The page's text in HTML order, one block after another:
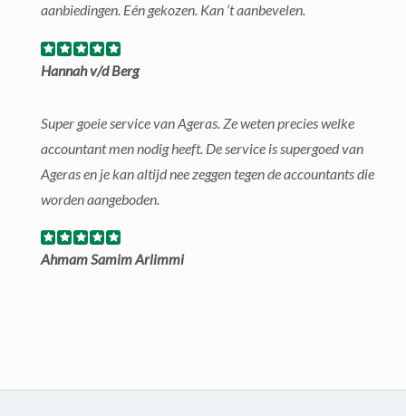
aanbiedingen. Eén gekozen. Kan ’t aanbevelen.
Hannah v/d Berg
Super goeie service van Ageras. Ze weten precies welke
accountant men nodig heeft. De service is supergoed van
Ageras en je kan altijd nee zeggen tegen de accountants die
worden aangeboden.
Ahmam Samim Arlimmi